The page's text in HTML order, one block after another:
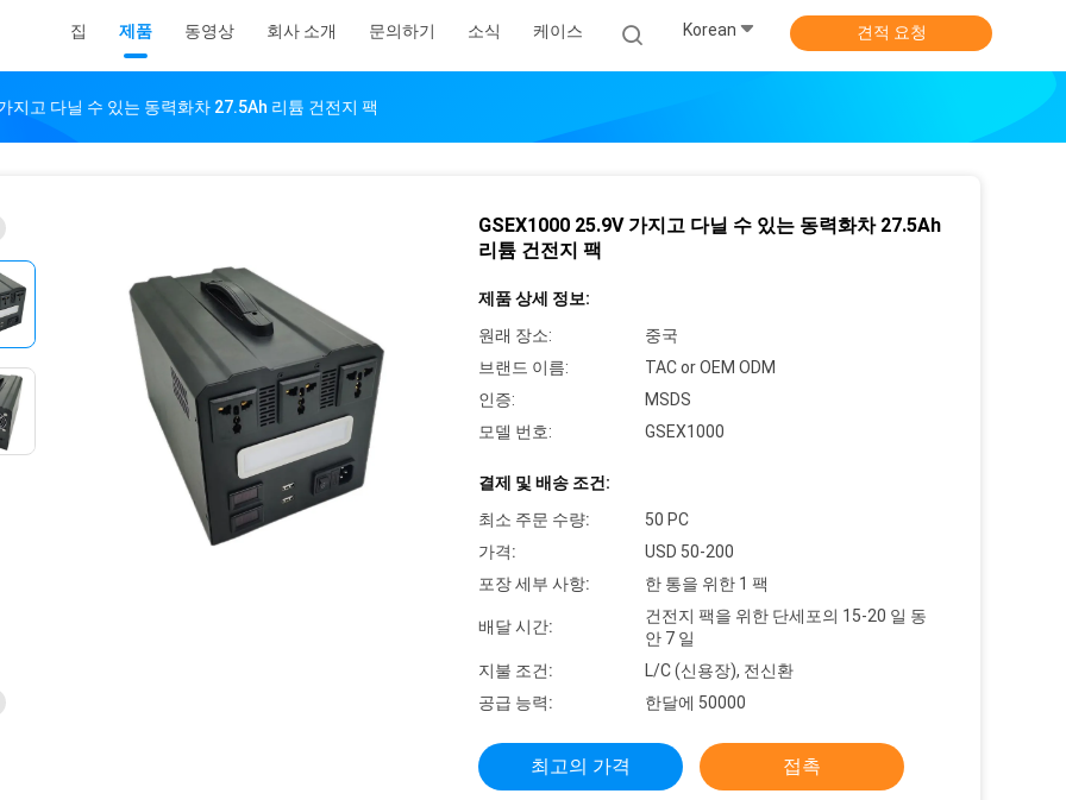
집 제품 동영상 회사 소개 문의하기 소식 케이스 Korean 견적 요청
지고 다닐 수 있는 동력화차 27.5Ah 리튬 건전지 팩
GSEX1000 25.9V 가지고 다닐 수 있는 동력화차 27.5Ah
리튬 건전지 팩
제품 상세 정보:
원래 장소:
중국
브랜드 이름:
TAC or OEM ODM
인증:
MSDS
모델 번호:
GSEX1000
결제 및 배송 조건:
최소 주문 수량:
50 PC
가격:
USD 50-200
포장 세부 사항:
한 통을 위한 1 팩
배달 시간:
건전지 팩을 위한 단세포의 15-20 일 동
안 7 일
지불 조건:
L/C (신용장), 전신환
공급 능력:
한달에 50000
최고의 가격 접촉